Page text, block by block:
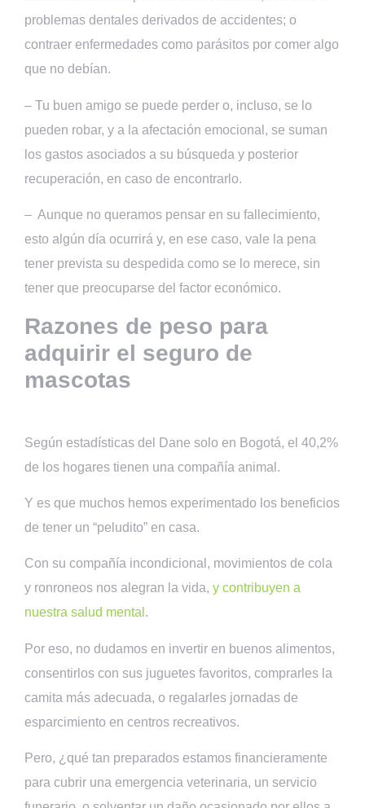
problemas dentales derivados de accidentes; o
contraer enfermedades como parásitos por comer algo
que no debían.
– Tu buen amigo se puede perder o, incluso, se lo
pueden robar, y a la afectación emocional, se suman
los gastos asociados a su búsqueda y posterior
recuperación, en caso de encontrarlo.
– Aunque no queramos pensar en su fallecimiento,
esto algún día ocurrirá y, en ese caso, vale la pena
tener prevista su despedida como se lo merece, sin
tener que preocuparse del factor económico.
Razones de peso para
adquirir el seguro de
mascotas
Según estadísticas del Dane solo en Bogotá, el 40,2%
de los hogares tienen una compañía animal.
Y es que muchos hemos experimentado los beneficios
de tener un “peludito” en casa.
Con su compañía incondicional, movimientos de cola
y ronroneos nos alegran la vida, y contribuyen a
nuestra salud mental .
Por eso, no dudamos en invertir en buenos alimentos,
consentirlos con sus juguetes favoritos, comprarles la
camita más adecuada, o regalarles jornadas de
esparcimiento en centros recreativos.
Pero, ¿qué tan preparados estamos financieramente
para cubrir una emergencia veterinaria, un servicio